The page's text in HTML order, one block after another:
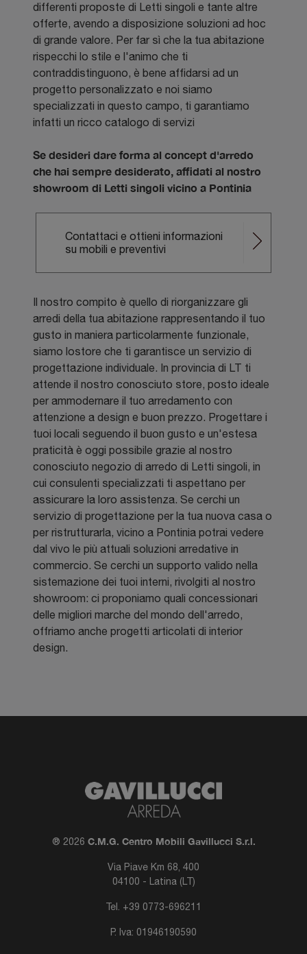
differenti proposte di Letti singoli e tante altre
offerte, avendo a disposizione soluzioni ad hoc
di grande valore. Per far sì che la tua abitazione
rispecchi lo stile e l'animo che ti
contraddistinguono, è bene affidarsi ad un
progetto personalizzato e noi siamo
specializzati in questo campo, ti garantiamo
infatti un ricco catalogo di servizi
Se desideri dare forma al concept d'arredo
che hai sempre desiderato, affidati al nostro
showroom di Letti singoli vicino a Pontinia
Contattaci e ottieni informazioni
su mobili e preventivi
Il nostro compito è quello di riorganizzare gli
arredi della tua abitazione rappresentando il tuo
gusto in maniera particolarmente funzionale,
siamo lostore che ti garantisce un servizio di
progettazione individuale. In provincia di LT ti
attende il nostro conosciuto store, posto ideale
per ammodernare il tuo arredamento con
attenzione a design e buon prezzo. Progettare i
tuoi locali seguendo il buon gusto e un'estesa
praticità è oggi possibile grazie al nostro
conosciuto negozio di arredo di Letti singoli, in
cui consulenti specializzati ti aspettano per
assicurare la loro assistenza. Se cerchi un
servizio di progettazione per la tua nuova casa o
per ristrutturarla, vicino a Pontinia potrai vedere
dal vivo le più attuali soluzioni arredative in
commercio. Se cerchi un supporto valido nella
sistemazione dei tuoi interni, rivolgiti al nostro
showroom: ci proponiamo quali concessionari
delle migliori marche del mondo dell'arredo,
offriamo anche progetti articolati di interior
design.
® 2026 C.M.G. Centro Mobili Gavillucci S.r.l.
Via Piave Km 68, 400
04100 - Latina (LT)
Tel. +39 0773-696211
P. Iva: 01946190590